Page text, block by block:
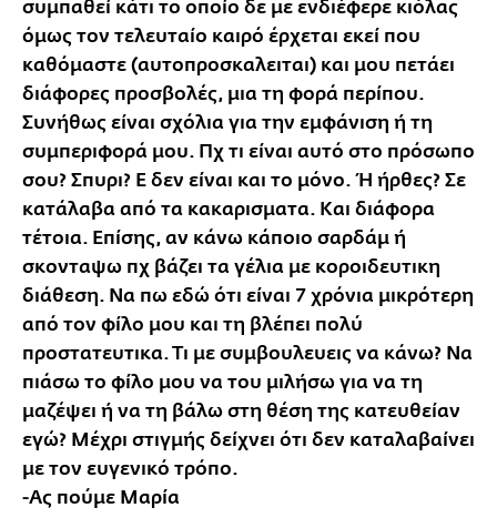
συμπαθεί κάτι το οποίο δε με ενδιέφερε κιόλας
όμως τον τελευταίο καιρό έρχεται εκεί που
καθόμαστε (αυτοπροσκαλειται) και μου πετάει
διάφορες προσβολές, μια τη φορά περίπου.
Συνήθως είναι σχόλια για την εμφάνιση ή τη
συμπεριφορά μου. Πχ τι είναι αυτό στο πρόσωπο
σου? Σπυρι? Ε δεν είναι και το μόνο. Ή ήρθες? Σε
κατάλαβα από τα κακαρισματα. Και διάφορα
τέτοια. Επίσης, αν κάνω κάποιο σαρδάμ ή
σκονταψω πχ βάζει τα γέλια με κοροιδευτικη
διάθεση. Να πω εδώ ότι είναι 7 χρόνια μικρότερη
από τον φίλο μου και τη βλέπει πολύ
προστατευτικα. Τι με συμβουλευεις να κάνω? Να
πιάσω το φίλο μου να του μιλήσω για να τη
μαζέψει ή να τη βάλω στη θέση της κατευθείαν
εγώ? Μέχρι στιγμής δείχνει ότι δεν καταλαβαίνει
με τον ευγενικό τρόπο.
-Ας πούμε Μαρία